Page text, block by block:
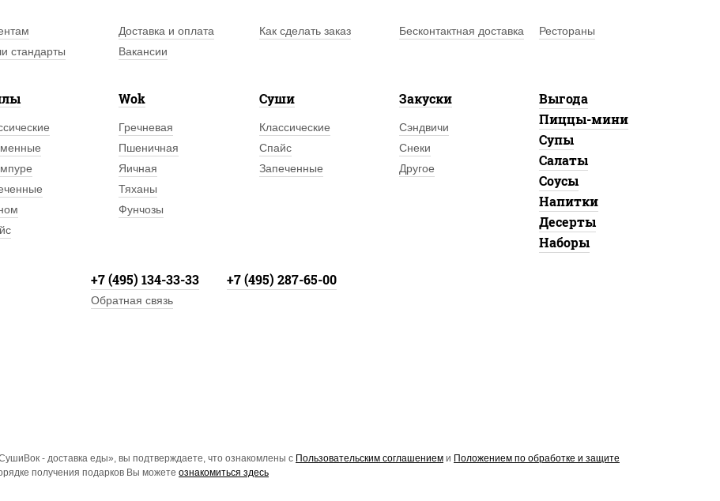
Доставка и оплата Как сделать заказ Бесконтактная доставка
Рестораны
стандарты Вакансии
Wok
Гречневая
Пшеничная
Яичная
Тяханы
Фунчозы
Суши
Классические
Спайс
Запеченные
Закуски
Сэндвичи
Снеки
Другое
Выгода
Пиццы-мини
Супы
Салаты
Соусы
Напитки
Десерты
Наборы
+7 (495) 134-33-33 +7 (495) 287-65-00
Обратная связь
- доставка еды», вы подтверждаете, что ознакомлены с Пользовательским соглашением и Положением по обработке и защите
получения подарков Вы можете ознакомиться здесь